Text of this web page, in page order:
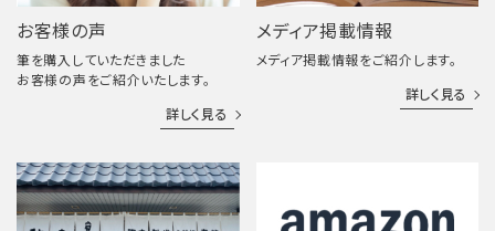
お客様の声
筆を購入していただきました
お客様の声をご紹介いたします。
詳しく見る
メディア掲載情報
メディア掲載情報をご紹介します。
詳しく見る